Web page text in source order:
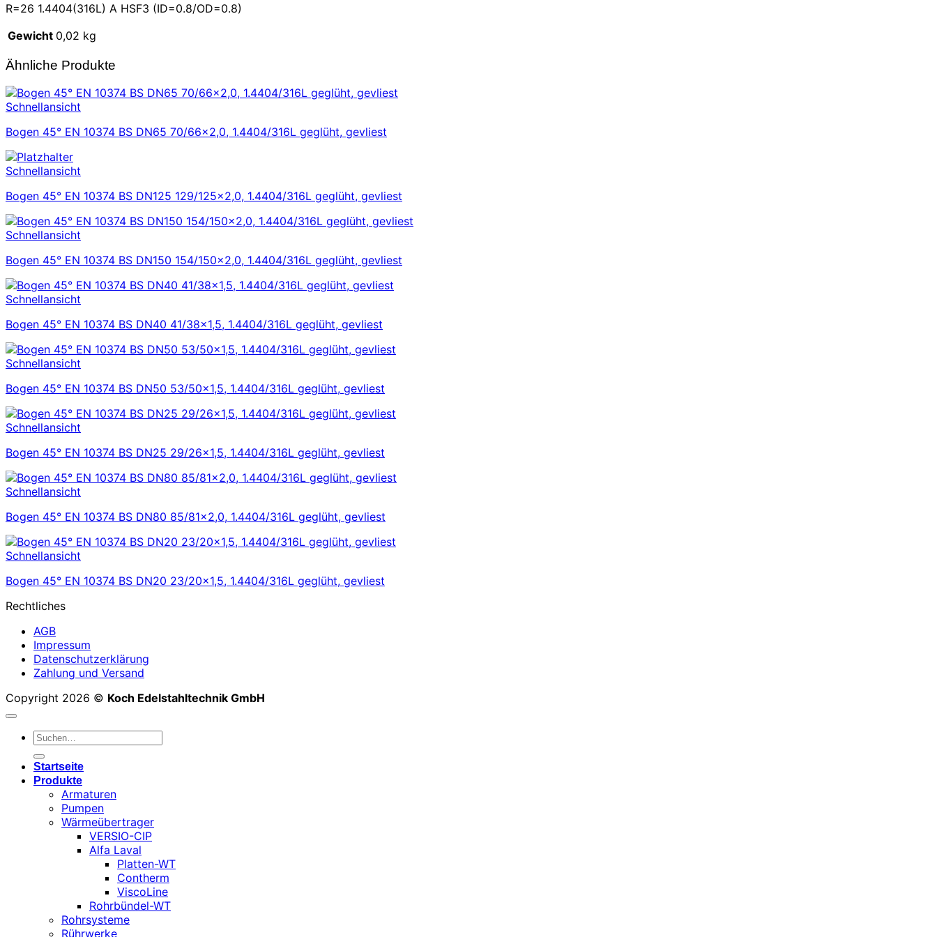
R=26 1.4404(316L) A HSF3 (ID=0.8/OD=0.8)
Gewicht 0,02 kg
Ähnliche Produkte
Schnellansicht
Bogen 45° EN 10374 BS DN65 70/66×2,0, 1.4404/316L geglüht, gevliest
Schnellansicht
Bogen 45° EN 10374 BS DN125 129/125×2,0, 1.4404/316L geglüht, gevliest
Schnellansicht
Bogen 45° EN 10374 BS DN150 154/150×2,0, 1.4404/316L geglüht, gevliest
Schnellansicht
Bogen 45° EN 10374 BS DN40 41/38×1,5, 1.4404/316L geglüht, gevliest
Schnellansicht
Bogen 45° EN 10374 BS DN50 53/50×1,5, 1.4404/316L geglüht, gevliest
Schnellansicht
Bogen 45° EN 10374 BS DN25 29/26×1,5, 1.4404/316L geglüht, gevliest
Schnellansicht
Bogen 45° EN 10374 BS DN80 85/81×2,0, 1.4404/316L geglüht, gevliest
Schnellansicht
Bogen 45° EN 10374 BS DN20 23/20×1,5, 1.4404/316L geglüht, gevliest
Rechtliches
AGB
Impressum
Datenschutzerklärung
Zahlung und Versand
Copyright 2026 © Koch Edelstahltechnik GmbH
Suchen
Startseite
Produkte
Armaturen
Pumpen
Wärmeübertrager
VERSIO-CIP
Alfa Laval
Platten-WT
Contherm
ViscoLine
Rohrbündel-WT
Rohrsysteme
Rührwerke